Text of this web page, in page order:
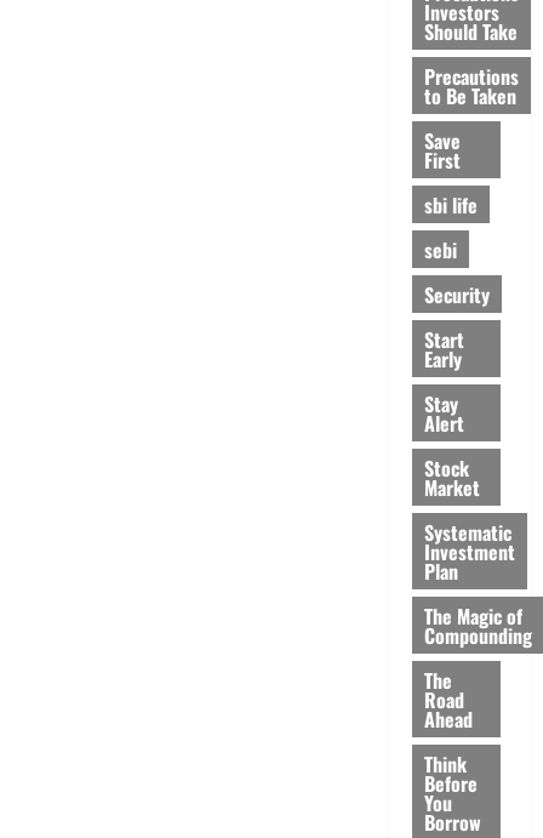
Investors
Should Take
Precautions
to Be Taken
Save
First
sbi life
sebi
Security
Start
Early
Stay
Alert
Stock
Market
Systematic
Investment
Plan
The Magic of
Compounding
The
Road
Ahead
Think
Before
You
Borrow